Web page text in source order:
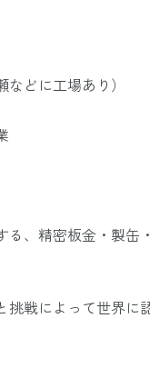
どに工場あり）
、精密板金・製缶
戦によって世界に